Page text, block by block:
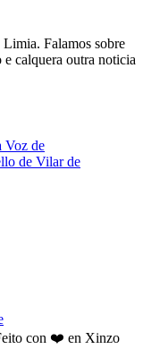
Falamos sobre
calquera outra noticia
Voz de
de Vilar de
con ❤️ en Xinzo